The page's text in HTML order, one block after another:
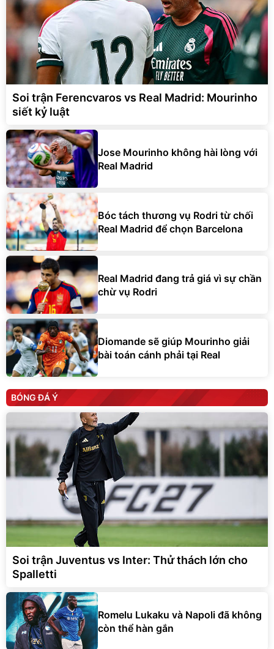
Soi trận Ferencvaros vs Real Madrid: Mourinho
siết kỷ luật
Jose Mourinho không hài lòng với
Real Madrid
Bóc tách thương vụ Rodri từ chối
Real Madrid để chọn Barcelona
Real Madrid đang trả giá vì sự chần
chừ vụ Rodri
Diomande sẽ giúp Mourinho giải
bài toán cánh phải tại Real
BÓNG ĐÁ Ý
Soi trận Juventus vs Inter: Thử thách lớn cho
Spalletti
Romelu Lukaku và Napoli đã không
còn thể hàn gắn